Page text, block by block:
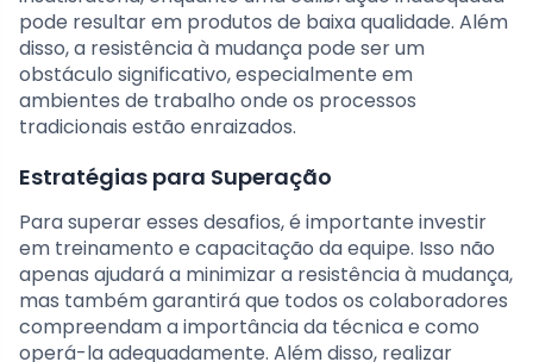
pode resultar em produtos de baixa qualidade. Além
disso, a resistência à mudança pode ser um
obstáculo significativo, especialmente em
ambientes de trabalho onde os processos
tradicionais estão enraizados.
Estratégias para Superação
Para superar esses desafios, é importante investir
em treinamento e capacitação da equipe. Isso não
apenas ajudará a minimizar a resistência à mudança,
mas também garantirá que todos os colaboradores
compreendam a importância da técnica e como
operá-la adequadamente. Além disso, realizar